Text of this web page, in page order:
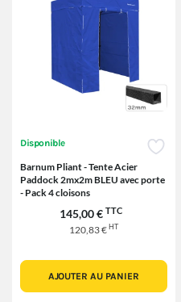
Disponible
Barnum Pliant - Tente Acier
Paddock 2mx2m BLEU avec porte
- Pack 4 cloisons
145,00 € TTC
120,83 €HT
AJOUTER AU PANIER